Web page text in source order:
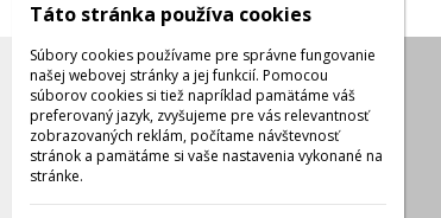
Kontakty
Kontakt
Facebook
Instagram
Táto stránka používa cookies
Súbory cookies používame pre správne fungovanie
našej webovej stránky a jej funkcií. Pomocou
súborov cookies si tiež napríklad pamätáme váš
preferovaný jazyk, zvyšujeme pre vás relevantnosť
zobrazovaných reklám, počítame návštevnosť
stránok a pamätáme si vaše nastavenia vykonané na
stránke.